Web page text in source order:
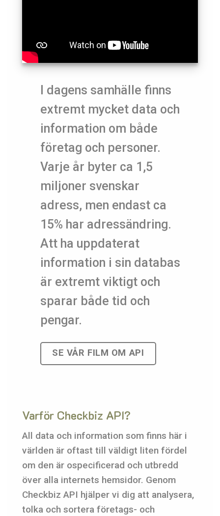
I dagens samhälle finns
extremt mycket data och
information om både
företag och personer.
Varje år byter ca 1,5
miljoner svenskar
adress, men endast ca
15% har adressändring.
Att ha uppdaterat
information i sin databas
är extremt viktigt och
sparar både tid och
pengar.
SE VÅR FILM OM API
Varför Checkbiz API?
All data och information som finns här i
världen är oftast till väldigt liten fördel
om den är ospecificerad och utbredd
över alla internets hemsidor. Genom
Checkbiz API hjälper vi dig att analysera,
tolka och sortera företags- och